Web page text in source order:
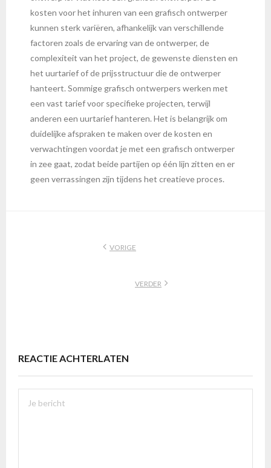
kosten voor het inhuren van een grafisch ontwerper
kunnen sterk variëren, afhankelijk van verschillende
factoren zoals de ervaring van de ontwerper, de
complexiteit van het project, de gewenste diensten en
het uurtarief of de prijsstructuur die de ontwerper
hanteert. Sommige grafisch ontwerpers werken met
een vast tarief voor specifieke projecten, terwijl
anderen een uurtarief hanteren. Het is belangrijk om
duidelijke afspraken te maken over de kosten en
verwachtingen voordat je met een grafisch ontwerper
in zee gaat, zodat beide partijen op één lijn zitten en er
geen verrassingen zijn tijdens het creatieve proces.
VORIGE
VERDER
REACTIE ACHTERLATEN